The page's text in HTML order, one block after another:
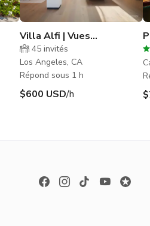
Villa Alfi | Vues
incroyables | Hollywood
Hills
45 invités
Los Angeles, CA
Répond sous 1 h
$600 USD/h